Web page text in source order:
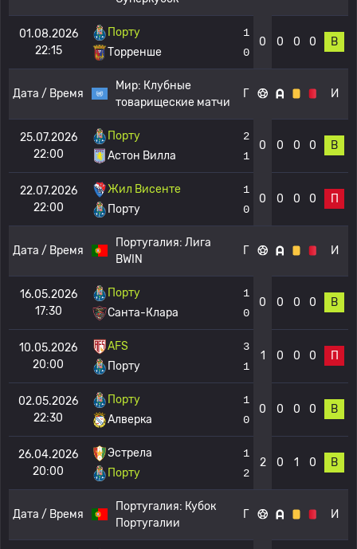
01.08.2026
22:15
Порту
Торренше
1
0
0 0 0 0 В
Дата / Время
Мир: Клубные
товарищеские матчи
Г И
25.07.2026
22:00
Порту
Астон Вилла
2
1
0 0 0 0 В
22.07.2026
22:00
Жил Висенте
Порту
1
0
0 0 0 0 П
Дата / Время
Португалия: Лига
BWIN
Г И
16.05.2026
17:30
Порту
Санта-Клара
1
0
0 0 0 0 В
10.05.2026
20:00
AFS
Порту
3
1
1 0 0 0 П
02.05.2026
22:30
Порту
Алверка
1
0
0 0 0 0 В
26.04.2026
20:00
Эстрела
Порту
1
2
2 0 1 0 В
Дата / Время
Португалия: Кубок
Португалии
Г И